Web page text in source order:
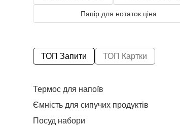
Папір для нотаток ціна
ТОП Запити ТОП Картки
Термос для напоїв
Ємність для сипучих продуктів
Посуд набори